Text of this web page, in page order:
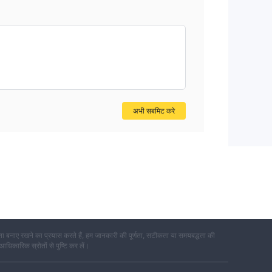
अभी सबमिट करे
रखने का प्रयास करते हैं, हम जानकारी की पूर्णता, सटीकता या समयबद्धता की
स्रोतों से पुष्टि कर लें।